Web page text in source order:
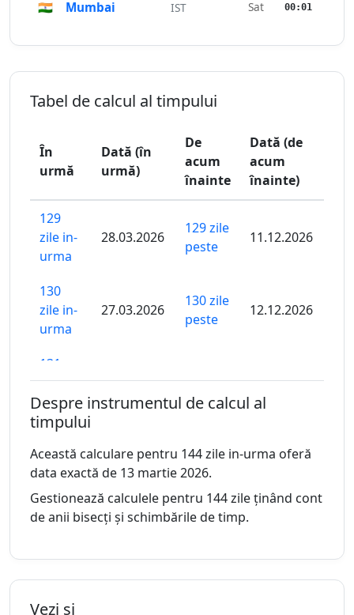
🇮🇳 Mumbai IST Sat 00:01
Tabel de calcul al timpului
În
urmă
Dată (în
urmă)
De
acum
înainte
Dată (de
acum
înainte)
129
zile in-
urma
28.03.2026
129 zile
peste
11.12.2026
130
zile in-
urma
27.03.2026
130 zile
peste
12.12.2026
131
zile in-
urma
26.03.2026 13.12.2026
132
zile in-
urma
25.03.2026
132 zile
peste
14.12.2026
24.03.2026
133 zile
134
zile in-
Despre instrumentul de calcul al
timpului
Această calculare pentru 144 zile in-urma oferă
data exactă de 13 martie 2026.
Gestionează calculele pentru 144 zile ținând cont
de anii bisecți și schimbările de timp.
Vezi și